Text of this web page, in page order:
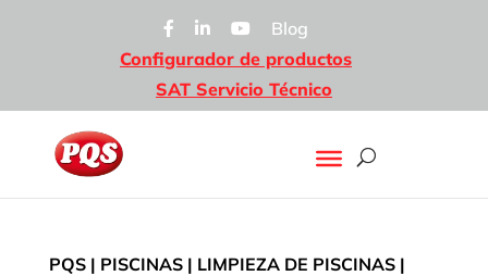
Blog
Configurador de productos
SAT Servicio Técnico
PQS| PISCINAS| LIMPIEZA DE PISCINAS|